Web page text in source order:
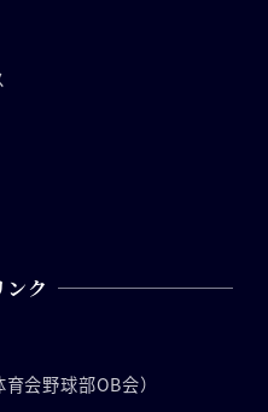
ンク
会野球部OB会）